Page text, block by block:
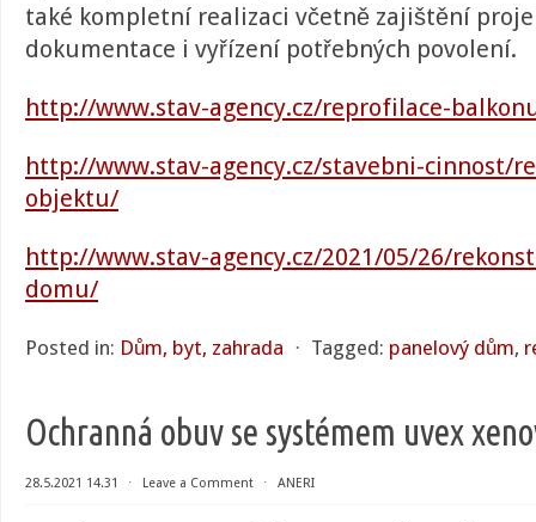
také kompletní realizaci včetně zajištění
dokumentace i vyřízení potřebných povolení.
http://www.stav-agency.cz/reprofilace-
http://www.stav-agency.cz/stavebni-cinnost/
objektu/
http://www.stav-agency.cz/2021/05/26/
domu/
Posted in: Dům, byt, zahrada ⋅ Tagged: panelový dům,
Ochranná obuv se systémem uvex
28.5.2021 14.31 ⋅ Leave a Comment ⋅ ANERI